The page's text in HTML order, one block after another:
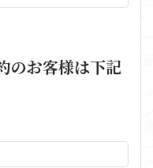
のお客様は下記